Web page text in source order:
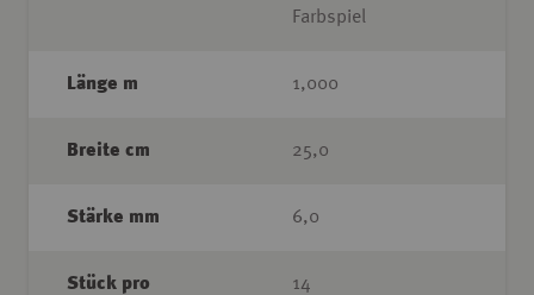
Farbspiel
Länge m 1,000
Breite cm 25,0
Stärke mm 6,0
Stück pro
14